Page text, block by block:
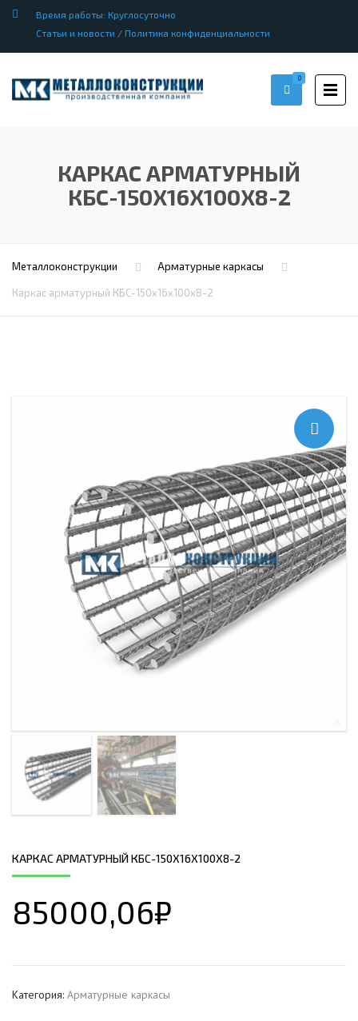
Время работы: Круглосуточно
Статьи и новости / Политика конфиденциальности
0
КАРКАС АРМАТУРНЫЙ
КБС-150Х16Х100Х8-2
Металлоконструкции Арматурные каркасы
Каркас арматурный КБС-150х16х100х8-2
КАРКАС АРМАТУРНЫЙ КБС-150Х16Х100Х8-2
85000,06₽
Категория: Арматурные каркасы